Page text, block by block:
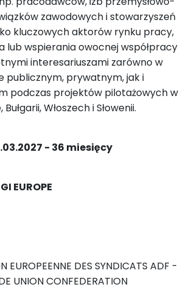
zawodowych i stowarzyszeń
kluczowych aktorów rynku pracy,
lub wspierania owocnej współpracy
interesariuszami zarówno w
publicznym, prywatnym, jak i
podczas projektów pilotażowych w
Bułgarii, Włoszech i Słowenii.
- 36 miesięcy
EUROPE
EUROPEENNE DES SYNDICATS ADF -
UNION CONFEDERATION